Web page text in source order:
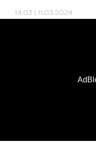
14:03 | 11.03.2024